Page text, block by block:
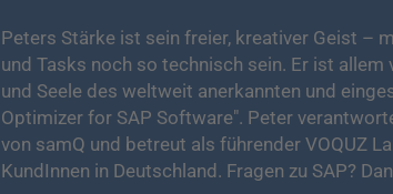
Peters Stärke ist sein freier, kreativer Geist –
und Tasks noch so technisch sein. Er ist
und Seele des weltweit anerkannten und
Optimizer for SAP Software". Peter
von samQ und betreut als führender VOQUZ
KundInnen in Deutschland. Fragen zu SAP?